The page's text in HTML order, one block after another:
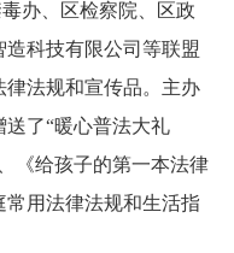
办、区检察院、区政
科技有限公司等联盟
法规和宣传品。主办
了“暖心普法大礼
《给孩子的第一本法律
常用法律法规和生活指